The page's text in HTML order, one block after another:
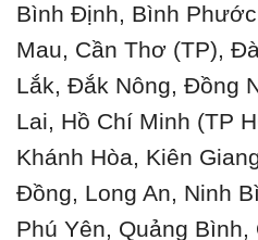
Bình Định, Bình
Mau, Cần Thơ (TP),
Lắk, Đắk Nông, Đồng
Lai, Hồ Chí Minh (TP
Khánh Hòa, Kiên
Đồng, Long An, Ninh
Phú Yên, Quảng Bình,